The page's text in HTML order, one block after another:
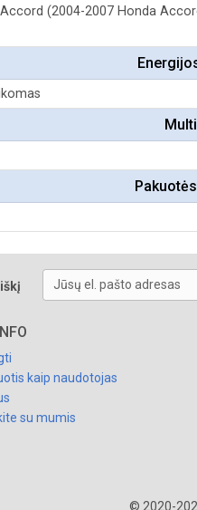
(2004-2007 Honda
Jūsų el. pašto adresas
kaip naudotojas
su mumis
© 2020-